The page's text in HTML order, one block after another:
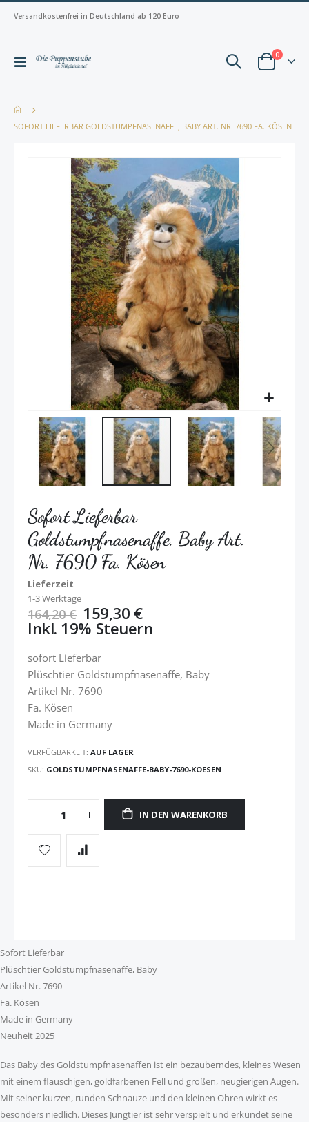
Versandkostenfrei in Deutschland ab 120 Euro
Navigation
Warenkorb
0Artikel
SOFORT LIEFERBAR GOLDSTUMPFNASENAFFE, BABY ART. NR. 7690 FA. KÖSEN
Bildergalerie
Sofort Lieferbar
Goldstumpfnasenaffe, Baby Art.
Nr. 7690 Fa. Kösen
Lieferzeit
1-3 Werktage
164,20 € 159,30 €
Inkl. 19% Steuern
sofort Lieferbar
Plüschtier Goldstumpfnasenaffe, Baby
Artikel Nr. 7690
Fa. Kösen
Made in Germany
VERFÜGBARKEIT: AUF LAGER
SKU GOLDSTUMPFNASENAFFE-BABY-7690-KOESEN
IN DEN WARENKORB
Sofort Lieferbar
Plüschtier Goldstumpfnasenaffe, Baby
Artikel Nr. 7690
Fa. Kösen
Made in Germany
Neuheit 2025
Das Baby des Goldstumpfnasenaffen ist ein bezauberndes, kleines Wesen
mit einem flauschigen, goldfarbenen Fell und großen, neugierigen Augen.
Mit seiner kurzen, runden Schnauze und den kleinen Ohren wirkt es
besonders niedlich. Dieses Jungtier ist sehr verspielt und erkundet seine